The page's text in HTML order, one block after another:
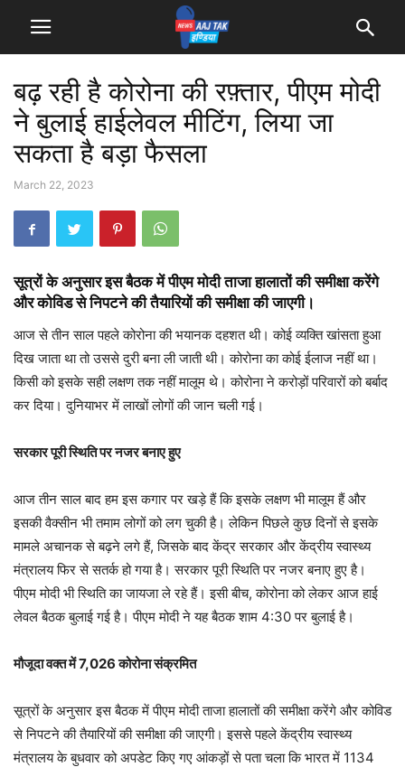
बढ़ रही है कोरोना की रफ़्तार, पीएम मोदी
ने बुलाई हाईलेवल मीटिंग, लिया जा
सकता है बड़ा फैसला
March 22, 2023
सूत्रों के अनुसार इस बैठक में पीएम मोदी ताजा हालातों की समीक्षा करेंगे
और कोविड से निपटने की तैयारियों की समीक्षा की जाएगी।
आज से तीन साल पहले कोरोना की भयानक दहशत थी। कोई व्यक्ति खांसता हुआ
दिख जाता था तो उससे दुरी बना ली जाती थी। कोरोना का कोई ईलाज नहीं था।
किसी को इसके सही लक्षण तक नहीं मालूम थे। कोरोना ने करोड़ों परिवारों को बर्बाद
कर दिया। दुनियाभर में लाखों लोगों की जान चली गई।
सरकार पूरी स्थिति पर नजर बनाए हुए
आज तीन साल बाद हम इस कगार पर खड़े हैं कि इसके लक्षण भी मालूम हैं और
इसकी वैक्सीन भी तमाम लोगों को लग चुकी है। लेकिन पिछले कुछ दिनों से इसके
मामले अचानक से बढ़ने लगे हैं, जिसके बाद केंद्र सरकार और केंद्रीय स्वास्थ्य
मंत्रालय फिर से सतर्क हो गया है। सरकार पूरी स्थिति पर नजर बनाए हुए है।
पीएम मोदी भी स्थिति का जायजा ले रहे हैं। इसी बीच, कोरोना को लेकर आज हाई
लेवल बैठक बुलाई गई है। पीएम मोदी ने यह बैठक शाम 4:30 पर बुलाई है।
मौजूदा वक्त में 7,026 कोरोना संक्रमित
सूत्रों के अनुसार इस बैठक में पीएम मोदी ताजा हालातों की समीक्षा करेंगे और कोविड
से निपटने की तैयारियों की समीक्षा की जाएगी। इससे पहले केंद्रीय स्वास्थ्य
मंत्रालय के बुधवार को अपडेट किए गए आंकड़ों से पता चला कि भारत में 1134